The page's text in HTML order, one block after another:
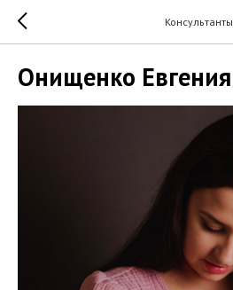
Консультанты
Онищенко Евгения